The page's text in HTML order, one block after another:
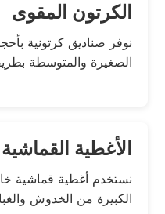
الكرتون المقوى
نوفر صناديق كرتونية
الصغيرة والمتوسطة
الأغطية القماشية
نستخدم أغطية قماشية
الكبيرة من الخدوش